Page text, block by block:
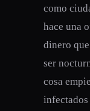
como
hace una
dinero
ser
cosa